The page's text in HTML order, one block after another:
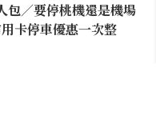
包／要停桃機還是機場
卡停車優惠一次整